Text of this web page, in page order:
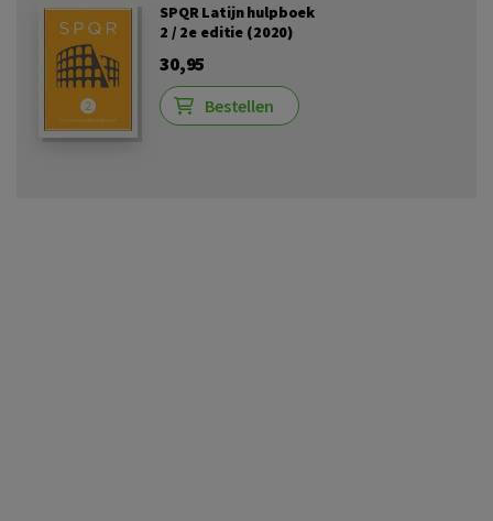
SPQR Latijn hulpboek
2 / 2e editie (2020)
30,95
Bestellen